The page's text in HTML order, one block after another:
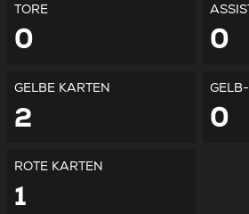
TORE
0 0
GELBE KARTEN
2 0
ROTE KARTEN
1